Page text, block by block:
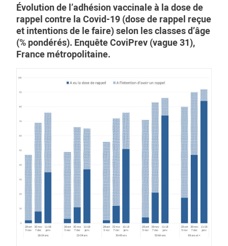
Évolution de l’adhésion vaccinale à la dose de
rappel contre la Covid-19 (dose de rappel reçue
et intentions de le faire) selon les classes d’âge
(% pondérés). Enquête CoviPrev (vague 31),
France métropolitaine.